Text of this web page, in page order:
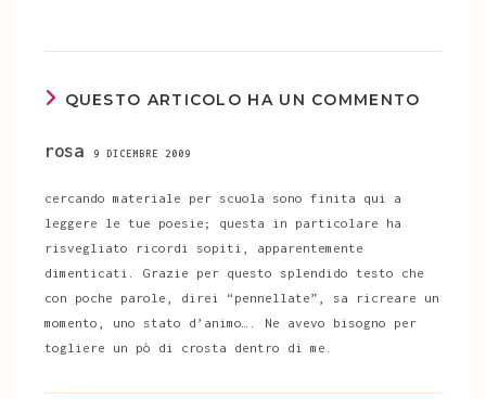
QUESTO ARTICOLO HA UN COMMENTO
rosa 9 DICEMBRE 2009
cercando materiale per scuola sono finita qui a
leggere le tue poesie; questa in particolare ha
risvegliato ricordi sopiti, apparentemente
dimenticati. Grazie per questo splendido testo che
con poche parole, direi “pennellate”, sa ricreare un
momento, uno stato d’animo…. Ne avevo bisogno per
togliere un pò di crosta dentro di me.